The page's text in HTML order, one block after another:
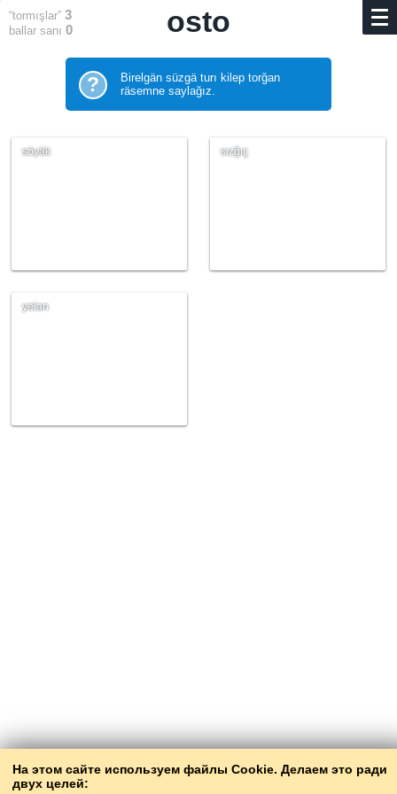
На этом сайте используем файлы Cookie. Делаем это ради
двух целей:
“tormışlar” 3
ballar sanı 0 osto
?
Birelgän süzgä turı kilep torğan
räsemne saylağız.
söyäk sızğıç
yelan